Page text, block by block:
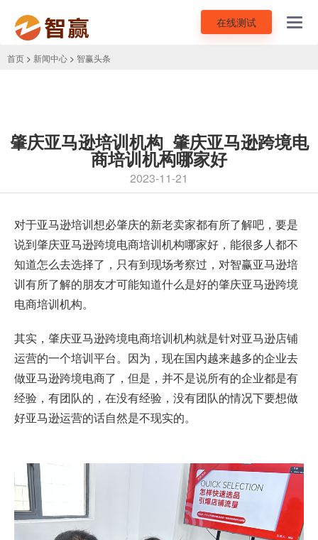
在线测试
首页 > 新闻中心 > 智赢头条
肇庆亚马逊培训机构_肇庆亚马逊跨境电
商培训机构哪家好
2023-11-21
对于亚马逊培训想必肇庆的新老卖家都有所了解吧，要是
说到肇庆亚马逊跨境电商培训机构哪家好，能很多人都不
知道怎么去选择了，只有到现场考察过，对智赢亚马逊培
训有所了解的朋友才可能知道什么是好的肇庆亚马逊跨境
电商培训机构。
其实，肇庆亚马逊跨境电商培训机构就是针对亚马逊店铺
运营的一个培训平台。因为，现在国内越来越多的企业去
做亚马逊跨境电商了，但是，并不是说所有的企业都是有
经验，有团队的，在没有经验，没有团队的情况下要想做
好亚马逊运营的话自然是不现实的。